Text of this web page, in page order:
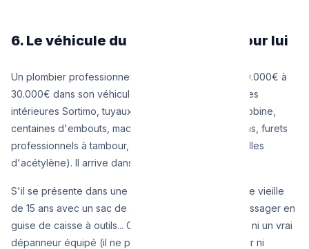
6. Le véhicule du plombier parle pour lui
Un plombier professionnel a un investissement de 10.000€ à
30.000€ dans son véhicule (marquage logo, étagères
intérieures Sortimo, tuyaux Alpex multicouches en bobine,
centaines d'embouts, machine à désembouage Rems, furets
professionnels à tambour, chalumeaux à gaz, bouteilles
d'acétylène). Il arrive dans sa camionnette remplie.
S'il se présente dans une petite Peugeot de tourisme vieille
de 15 ans avec un sac de sport posé sur le siège passager en
guise de caisse à outils... Ce n'est pas un installateur ni un vrai
dépanneur équipé (il ne pourra d'ailleurs rien souder ni